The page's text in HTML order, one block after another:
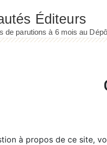
à propos de ce site,